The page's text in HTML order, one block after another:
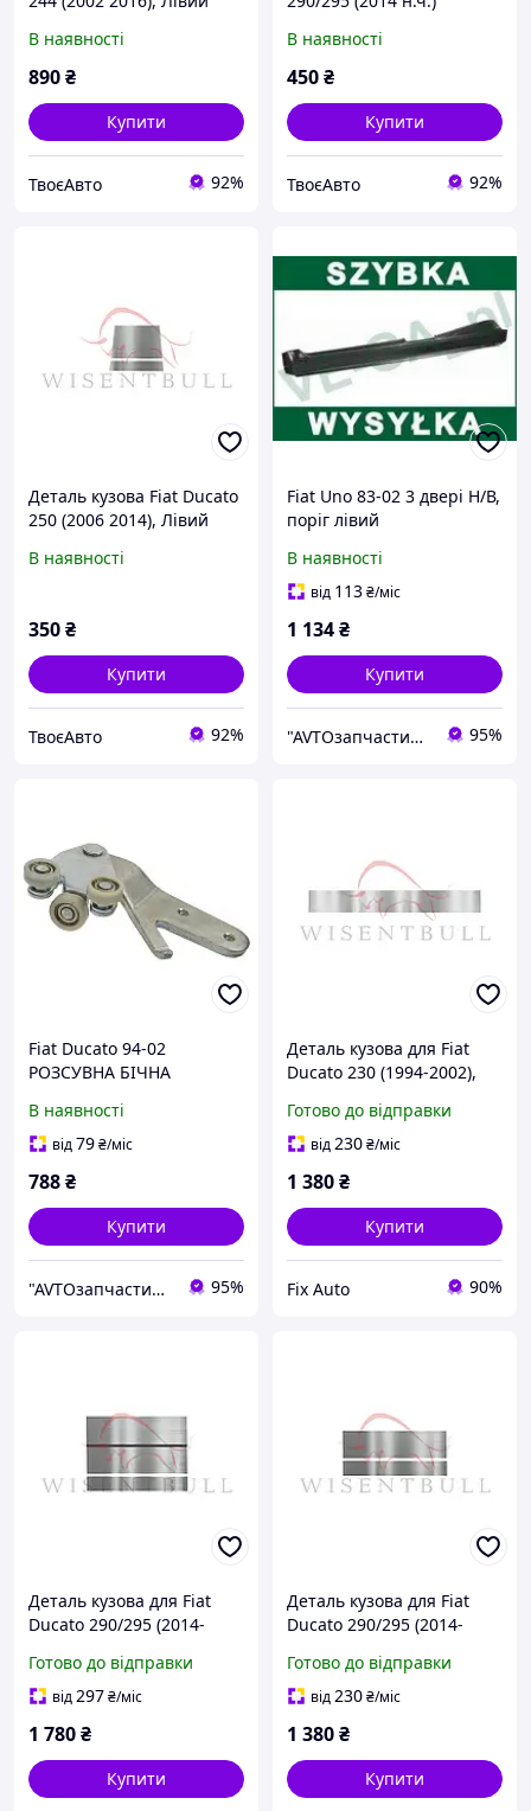
В наявності
890₴
Купити
ТвоєАвто 92%
В наявності
450₴
Купити
ТвоєАвто 92%
Деталь кузова Fiat Ducato
250 (2006 2014), Лівий
В наявності
350₴
Купити
ТвоєАвто 92%
Fiat Uno 83-02 3 двері Н/В,
поріг лівий
В наявності
від 113₴/міс
1 134₴
Купити
"AVTOзапчастини" Інтернет магазин автозапчастин та аксесуарів 95%
Fiat Ducato 94-02
РОЗСУВНА БІЧНА
В наявності
від79₴/міс
788₴
Купити
"AVTOзапчастини" Інтернет магазин автозапчастин та аксесуарів 95%
Деталь кузова для Fiat
Ducato 230 (1994-2002),
Оцинкована сталь 1.2 mm
Готово до відправки
від230₴/міс
1 380₴
Купити
Fix Auto 90%
Деталь кузова для Fiat
Ducato 290/295 (2014-
Матеріал Оцинкована
сталь 1.2 mm
Готово до відправки
від297₴/міс
1 780₴
Купити
Деталь кузова для Fiat
Ducato 290/295 (2014-
Оцинкована сталь 1.2 mm
Готово до відправки
від230₴/міс
1 380₴
Купити